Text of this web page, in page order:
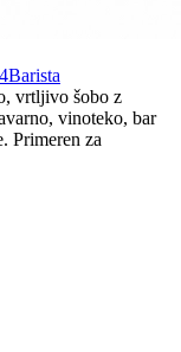
vrtljivo šobo z
vinoteko, bar
Primeren za